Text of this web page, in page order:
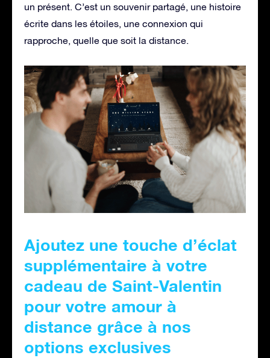
un présent. C’est un souvenir partagé, une histoire
écrite dans les étoiles, une connexion qui
rapproche, quelle que soit la distance.
Ajoutez une touche d’éclat
supplémentaire à votre
cadeau de Saint-Valentin
pour votre amour à
distance grâce à nos
options exclusives